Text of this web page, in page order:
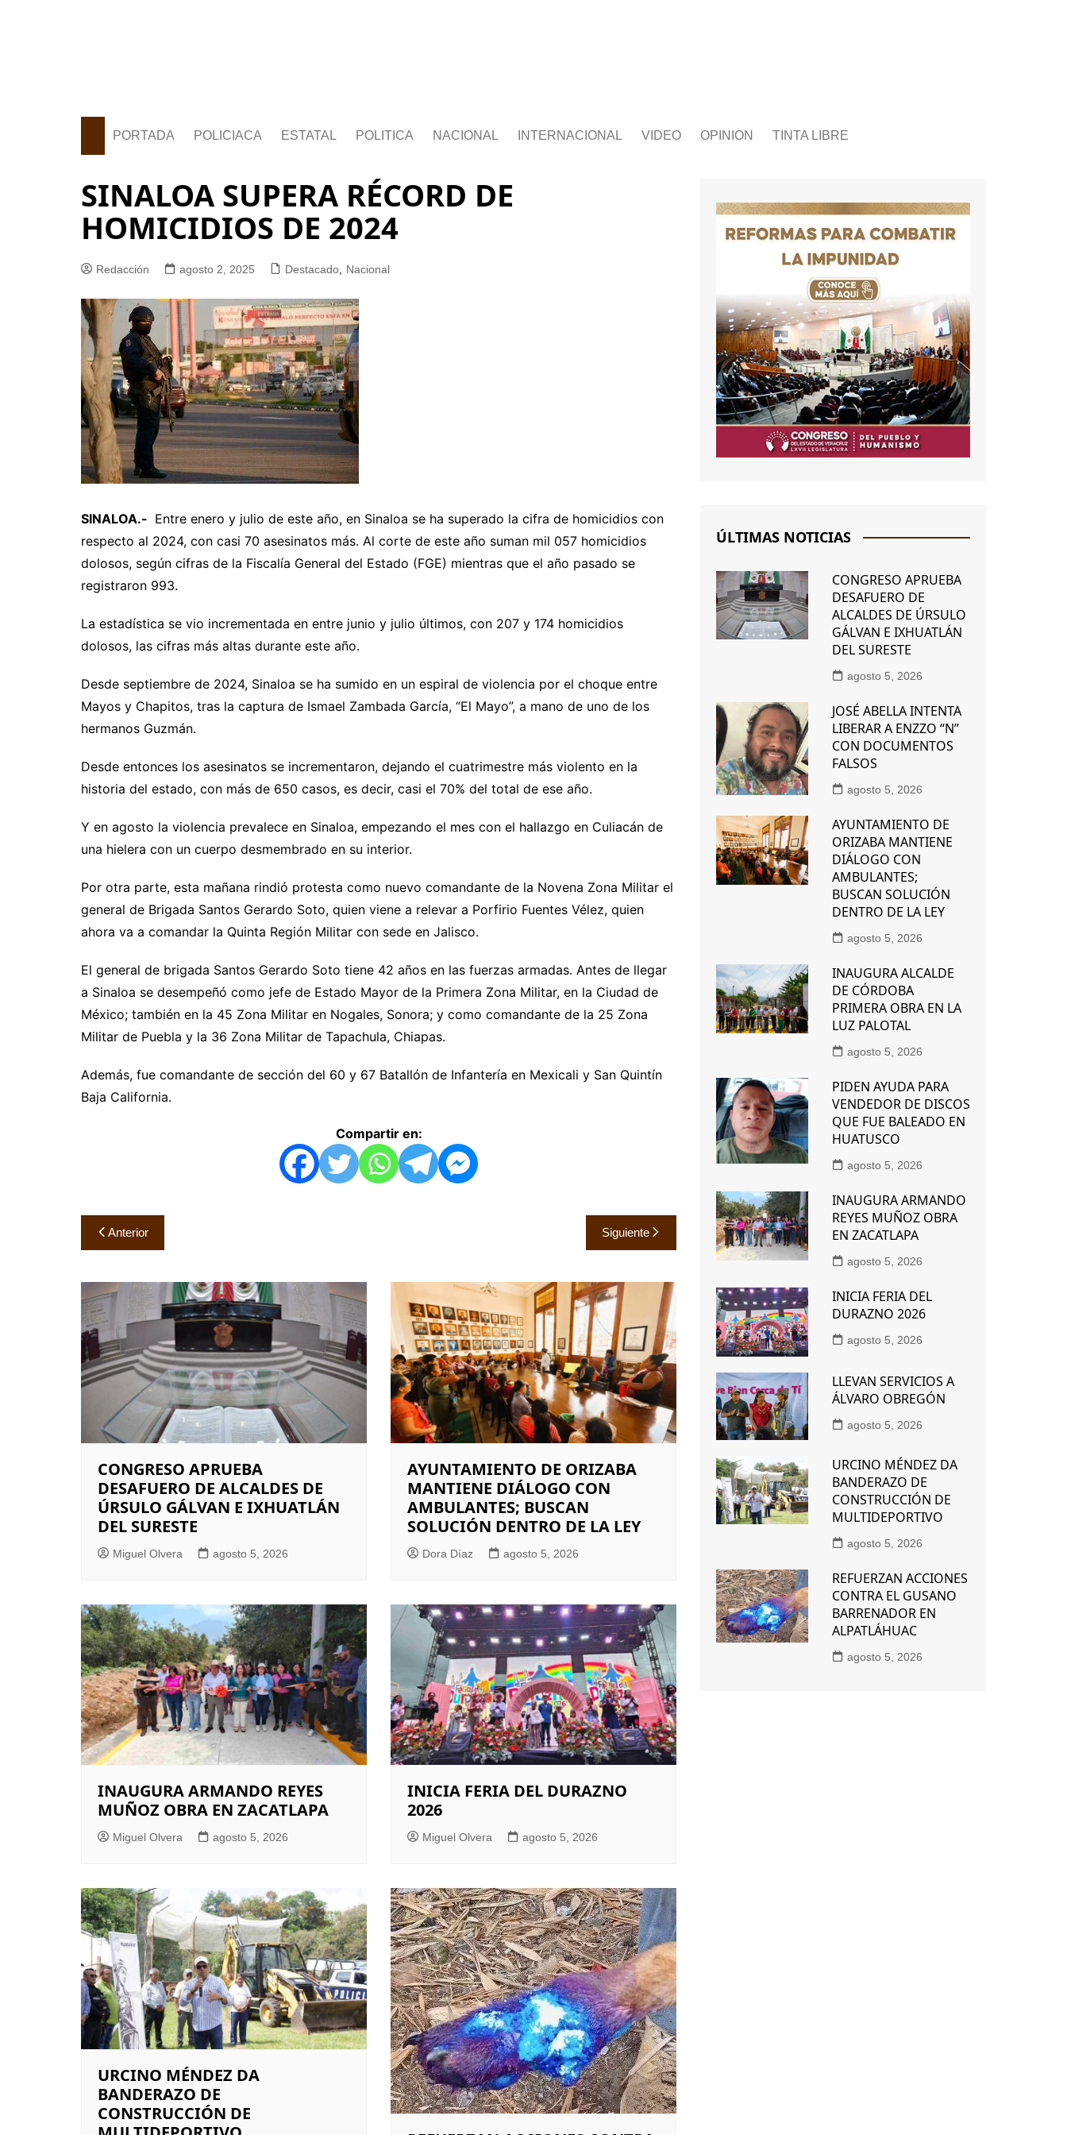
PORTADA POLICIACA ESTATAL POLITICA NACIONAL INTERNACIONAL VIDEO OPINION TINTA LIBRE
SINALOA SUPERA RÉCORD DE
HOMICIDIOS DE 2024
Redacción agosto 2, 2025 Destacado Nacional
SINALOA.- Entre enero y julio de este año, en Sinaloa se ha superado la cifra de homicidios con
respecto al 2024, con casi 70 asesinatos más. Al corte de este año suman mil 057 homicidios
dolosos, según cifras de la Fiscalía General del Estado (FGE) mientras que el año pasado se
registraron 993.
La estadística se vio incrementada en entre junio y julio últimos, con 207 y 174 homicidios
dolosos, las cifras más altas durante este año.
Desde septiembre de 2024, Sinaloa se ha sumido en un espiral de violencia por el choque entre
Mayos y Chapitos, tras la captura de Ismael Zambada García, “El Mayo”, a mano de uno de los
hermanos Guzmán.
Desde entonces los asesinatos se incrementaron, dejando el cuatrimestre más violento en la
historia del estado, con más de 650 casos, es decir, casi el 70% del total de ese año.
Y en agosto la violencia prevalece en Sinaloa, empezando el mes con el hallazgo en Culiacán de
una hielera con un cuerpo desmembrado en su interior.
Por otra parte, esta mañana rindió protesta como nuevo comandante de la Novena Zona Militar el
general de Brigada Santos Gerardo Soto, quien viene a relevar a Porfirio Fuentes Vélez, quien
ahora va a comandar la Quinta Región Militar con sede en Jalisco.
El general de brigada Santos Gerardo Soto tiene 42 años en las fuerzas armadas. Antes de llegar
a Sinaloa se desempeñó como jefe de Estado Mayor de la Primera Zona Militar, en la Ciudad de
México; también en la 45 Zona Militar en Nogales, Sonora; y como comandante de la 25 Zona
Militar de Puebla y la 36 Zona Militar de Tapachula, Chiapas.
Además, fue comandante de sección del 60 y 67 Batallón de Infantería en Mexicali y San Quintín
Baja California.
Compartir en:
Navegación
de
entradas
Anterior Siguiente
CONGRESO APRUEBA
DESAFUERO DE ALCALDES DE
ÚRSULO GÁLVAN E IXHUATLÁN
DEL SURESTE
Miguel Olvera agosto 5, 2026
AYUNTAMIENTO DE ORIZABA
MANTIENE DIÁLOGO CON
AMBULANTES; BUSCAN
SOLUCIÓN DENTRO DE LA LEY
Dora Díaz agosto 5, 2026
INAUGURA ARMANDO REYES
MUÑOZ OBRA EN ZACATLAPA
Miguel Olvera agosto 5, 2026
INICIA FERIA DEL DURAZNO
2026
Miguel Olvera agosto 5, 2026
URCINO MÉNDEZ DA
BANDERAZO DE
CONSTRUCCIÓN DE
ÚLTIMAS NOTICIAS
CONGRESO APRUEBA
DESAFUERO DE
ALCALDES DE ÚRSULO
GÁLVAN E IXHUATLÁN
DEL SURESTE
agosto 5, 2026
JOSÉ ABELLA INTENTA
LIBERAR A ENZZO “N”
CON DOCUMENTOS
FALSOS
agosto 5, 2026
AYUNTAMIENTO DE
ORIZABA MANTIENE
DIÁLOGO CON
AMBULANTES;
BUSCAN SOLUCIÓN
DENTRO DE LA LEY
agosto 5, 2026
INAUGURA ALCALDE
DE CÓRDOBA
PRIMERA OBRA EN LA
LUZ PALOTAL
agosto 5, 2026
PIDEN AYUDA PARA
VENDEDOR DE DISCOS
QUE FUE BALEADO EN
HUATUSCO
agosto 5, 2026
INAUGURA ARMANDO
REYES MUÑOZ OBRA
EN ZACATLAPA
agosto 5, 2026
INICIA FERIA DEL
DURAZNO 2026
agosto 5, 2026
LLEVAN SERVICIOS A
ÁLVARO OBREGÓN
agosto 5, 2026
URCINO MÉNDEZ DA
BANDERAZO DE
CONSTRUCCIÓN DE
MULTIDEPORTIVO
agosto 5, 2026
REFUERZAN ACCIONES
CONTRA EL GUSANO
BARRENADOR EN
ALPATLÁHUAC
agosto 5, 2026